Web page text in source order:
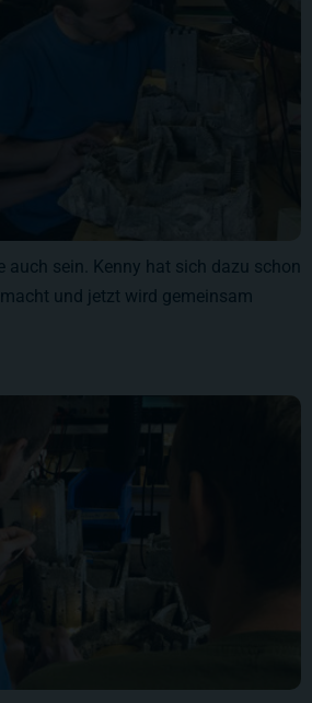
auch sein. Kenny hat sich dazu schon
und jetzt wird gemeinsam